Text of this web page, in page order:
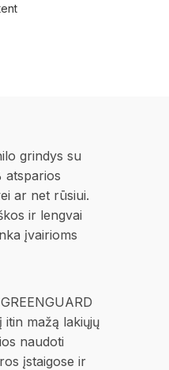
grindys su
atsparios
ar net rūsiui.
ir lengvai
įvairioms
itin mažą lakiųjų
naudoti
įstaigose ir